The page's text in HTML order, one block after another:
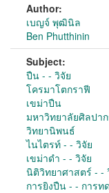
Author:
เบญจ์ พุฒินิล
Ben Phutthinin
Subject:
ปืน - - วิจัย
โครมาโตกราฟี
เขม่าปืน
มหาวิทยาลัยศิลปา
วิทยานิพนธ์
ไนไตรท์ - - วิจัย
เขม่าดำ - - วิจัย
นิติวิทยาศาสตร์ - -
การยิงปืน - - การท